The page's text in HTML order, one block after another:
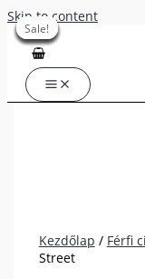
Skip to content
Sale!
Kezdőlap / Férfi
Street
Sale!
Sale!
Sale!
Sale!
Sale!
Sale!
Sale!
Sale!